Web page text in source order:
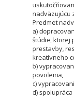
nadväzujúcu
Predmet
a)
štúdie, ktorej
prestavby,
kreatívneho
b)
povolenia,
c)
d)